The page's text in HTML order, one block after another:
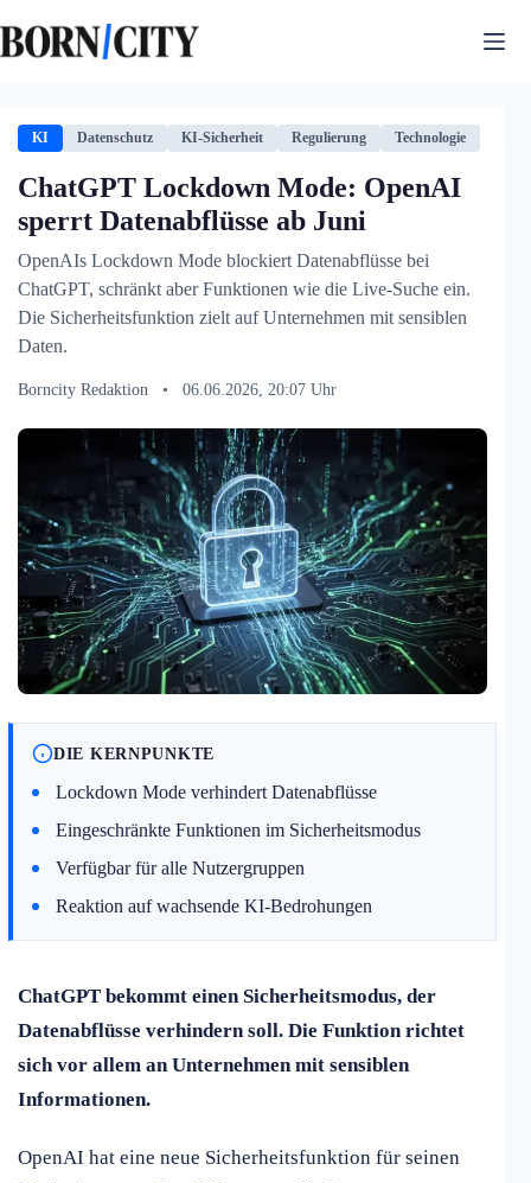
Inhalt
springen
KI Datenschutz KI-Sicherheit Regulierung Technologie
ChatGPT Lockdown Mode: OpenAI
sperrt Datenabflüsse ab Juni
OpenAIs Lockdown Mode blockiert Datenabflüsse bei
ChatGPT, schränkt aber Funktionen wie die Live-Suche ein.
Die Sicherheitsfunktion zielt auf Unternehmen mit sensiblen
Daten.
Borncity Redaktion • 06.06.2026, 20:07 Uhr
DIE KERNPUNKTE
Lockdown Mode verhindert Datenabflüsse
Eingeschränkte Funktionen im Sicherheitsmodus
Verfügbar für alle Nutzergruppen
Reaktion auf wachsende KI-Bedrohungen
ChatGPT bekommt einen Sicherheitsmodus, der
Datenabflüsse verhindern soll. Die Funktion richtet
sich vor allem an Unternehmen mit sensiblen
Informationen.
OpenAI hat eine neue Sicherheitsfunktion für seinen